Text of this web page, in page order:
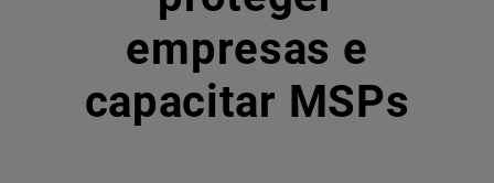
empresas e
capacitar MSPs